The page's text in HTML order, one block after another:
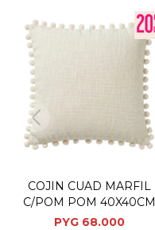
COJIN CUAD MARFIL
C/POM POM 40X40CM
PYG 68.000